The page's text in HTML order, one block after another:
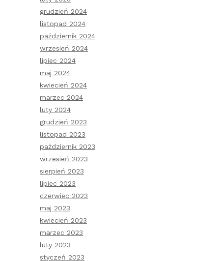
grudzień 2024
listopad 2024
październik 2024
wrzesień 2024
lipiec 2024
maj 2024
kwiecień 2024
marzec 2024
luty 2024
grudzień 2023
listopad 2023
październik 2023
wrzesień 2023
sierpień 2023
lipiec 2023
czerwiec 2023
maj 2023
kwiecień 2023
marzec 2023
luty 2023
styczeń 2023